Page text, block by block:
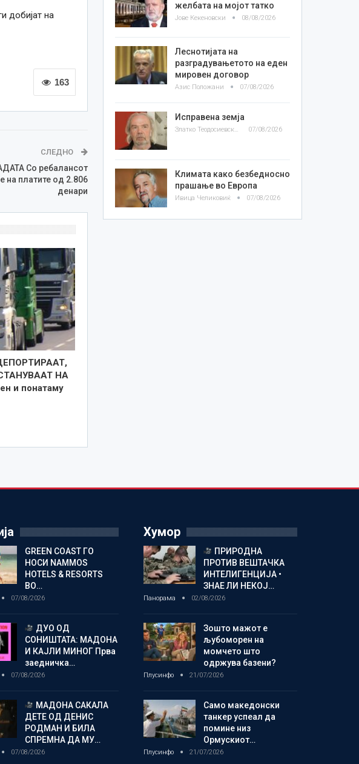
добијат на
163
СЛЕДНО
Со ребалансот
на платите од 2.806
денари
НА
и понатаму
желбата на мојот татко
Јове Кекеновски 08/08/2026
Леснотијата на
разградувањетото на еден
мировен договор
Азис Положани 07/08/2026
Исправена земја
Златко Теодосиевски 07/08/2026
Климата како безбедносно
прашање во Европа
Ивица Челиковиќ 07/08/2026
GREEN COAST ГО
НОСИ NAMMOS
HOTELS & RESORTS
ВО…
07/08/2026
ДУО ОД
СОНИШТАТА: МАДОНА
И КАЈЛИ МИНОГ Прва
заедничка…
07/08/2026
МАДОНА САКАЛА
ДЕТЕ ОД ДЕНИС
РОДМАН И БИЛА
СПРЕМНА ДА МУ…
07/08/2026
Хумор
ПРИРОДНА
ПРОТИВ ВЕШТАЧКА
ИНТЕЛИГЕНЦИЈА •
ЗНАЕ ЛИ НЕКОЈ…
Панорама 02/08/2026
Зошто мажот е
љубоморен на
момчето што
одржува базени?
Плусинфо 21/07/2026
Само македонски
танкер успеал да
помине низ
Ормускиот…
Плусинфо 21/07/2026